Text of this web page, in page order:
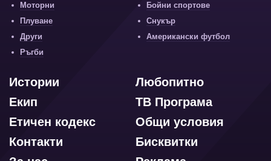
Моторни
Бойни спортове
Плуване
Снукър
Други
Американски футбол
Ръгби
Любопитно
Истории
ТВ Програма
Екип
Общи условия
Етичен кодекс
Бисквитки
Контакти